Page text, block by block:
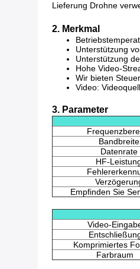
Lieferung Drohne
2. Merkmal
Unterstützung
Unterstützung
Hohe Video-
Wir bieten
Video:
3. Parameter
Bandbreite
Datenrate
HF-
Empfinden Sie
Video-
Komprimiertes
Farbraum